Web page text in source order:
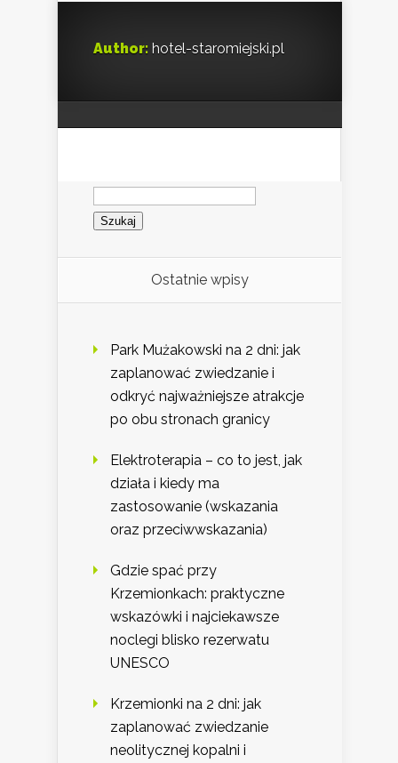
Author: hotel-staromiejski.pl
Szukaj:
Ostatnie wpisy
Park Mużakowski na 2 dni: jak
zaplanować zwiedzanie i
odkryć najważniejsze atrakcje
po obu stronach granicy
Elektroterapia – co to jest, jak
działa i kiedy ma
zastosowanie (wskazania
oraz przeciwwskazania)
Gdzie spać przy
Krzemionkach: praktyczne
wskazówki i najciekawsze
noclegi blisko rezerwatu
UNESCO
Krzemionki na 2 dni: jak
zaplanować zwiedzanie
neolitycznej kopalni i